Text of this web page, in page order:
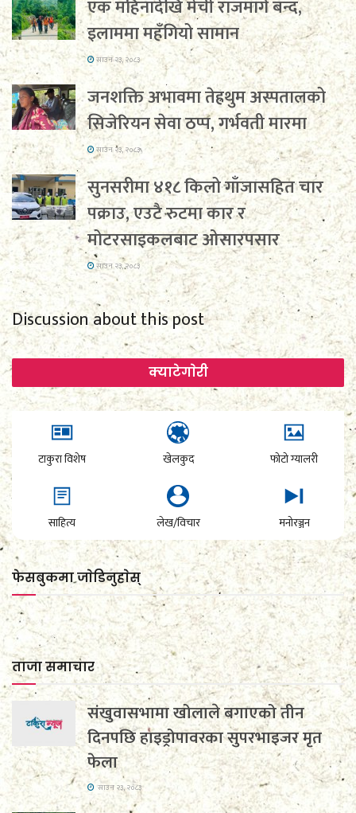
एक महिनादेखि मेची राजमार्ग बन्द,
इलाममा महँगियो सामान
साउन २३, २०८३
जनशक्ति अभावमा तेह्रथुम अस्पतालको
सिजेरियन सेवा ठप्प, गर्भवती मारमा
साउन २३, २०८३
सुनसरीमा ४१८ किलो गाँजासहित चार
पक्राउ, एउटै रुटमा कार र
मोटरसाइकलबाट ओसारपसार
साउन २३, २०८३
Discussion about this post
क्याटेगाेरी
टाकुरा विशेष खेलकुद फोटो ग्यालरी
साहित्य लेख/विचार मनोरञ्जन
फेसबुकमा जाेडिनुहाेस्
ताजा समाचार
संखुवासभामा खोलाले बगाएको तीन
दिनपछि हाइड्रोपावरका सुपरभाइजर मृत
फेला
साउन २३, २०८३